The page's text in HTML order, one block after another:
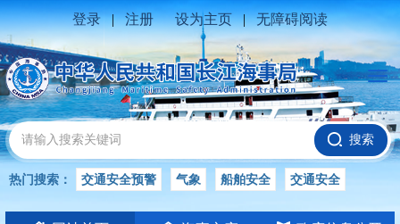
登录 | 注册 设为主页 | 无障碍阅读
搜索
热门搜索： 交通安全预警 气象 船舶安全 交通安全
水位公告 安全 交通 交通安全知识 长江